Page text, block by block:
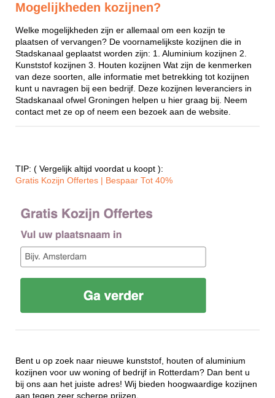
Mogelijkheden kozijnen?
Welke mogelijkheden zijn er allemaal om een kozijn te
plaatsen of vervangen? De voornamelijkste kozijnen die in
Stadskanaal geplaatst worden zijn: 1. Aluminium kozijnen 2.
Kunststof kozijnen 3. Houten kozijnen Wat zijn de kenmerken
van deze soorten, alle informatie met betrekking tot kozijnen
kunt u navragen bij een bedrijf. Deze kozijnen leveranciers in
Stadskanaal ofwel Groningen helpen u hier graag bij. Neem
contact met ze op of neem een bezoek aan de website.
TIP: ( Vergelijk altijd voordat u koopt ):
Gratis Kozijn Offertes | Bespaar Tot 40%‎
Bent u op zoek naar nieuwe kunststof, houten of aluminium
kozijnen voor uw woning of bedrijf in Rotterdam? Dan bent u
bij ons aan het juiste adres! Wij bieden hoogwaardige kozijnen
aan tegen zeer scherpe prijzen.